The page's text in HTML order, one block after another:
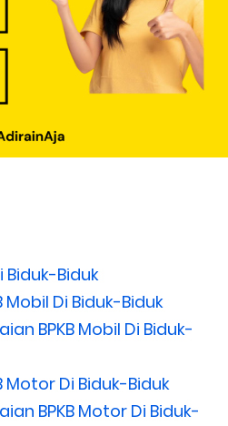
Biduk-Biduk
Mobil Di Biduk-Biduk
BPKB Mobil Di Biduk-
Motor Di Biduk-Biduk
BPKB Motor Di Biduk-